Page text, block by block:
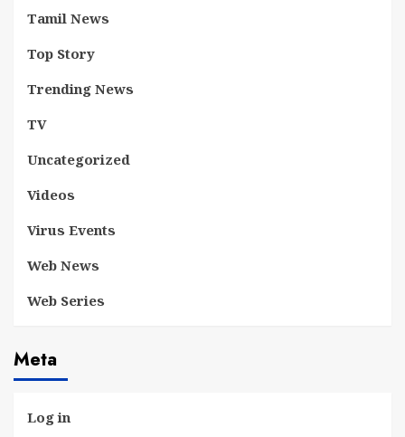
Tamil News
Top Story
Trending News
TV
Uncategorized
Videos
Virus Events
Web News
Web Series
Meta
Log in